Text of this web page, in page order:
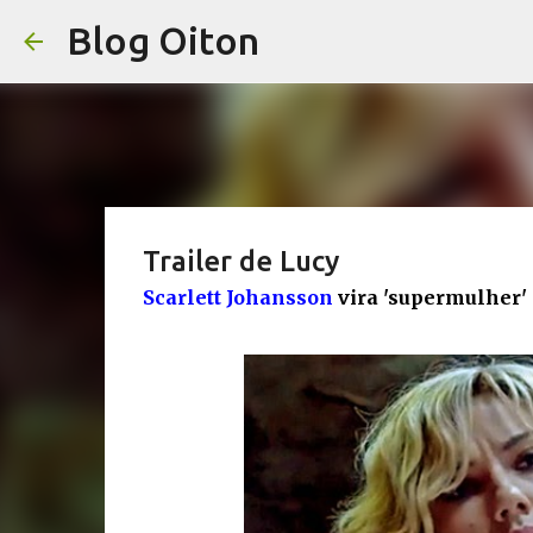
Blog Oiton
Trailer de Lucy
Scarlett Johansson vira 'supermulher'